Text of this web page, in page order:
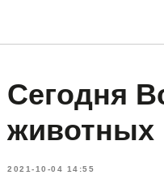
Сегодня
животных
2021-10-04 14:55